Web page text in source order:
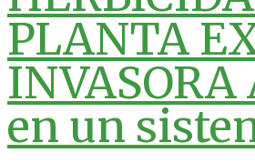
PLANTA
en un